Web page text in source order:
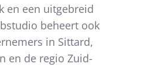
en een uitgebreid
beheert ook
in Sittard,
en de regio Zuid-